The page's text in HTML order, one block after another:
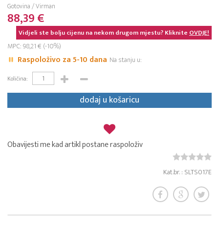
Gotovina / Virman
88,39 €
Vidjeli ste bolju cijenu na nekom drugom mjestu? KlikniteOVDJE!
MPC: 98,21 € (-10%)
Raspoloživo za 5-10 dana Na stanju u:
Količina:
dodaj u košaricu
Obavijesti me kad artikl postane raspoloživ
Kat.br. : SLTS017E